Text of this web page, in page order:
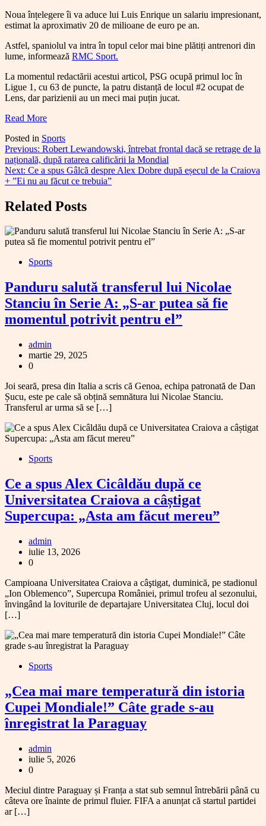
Noua înțelegere îi va aduce lui Luis Enrique un salariu impresionant,
estimat la aproximativ 20 de milioane de euro pe an.
Astfel, spaniolul va intra în topul celor mai bine plătiți antrenori din
lume, informează RMC Sport.
La momentul redactării acestui articol, PSG ocupă primul loc în
Ligue 1, cu 63 de puncte, la patru distanță de locul #2 ocupat de
Lens, dar parizienii au un meci mai puțin jucat.
Read More
Posted in Sports
Navigare
în
articole
Previous: Robert Lewandowski, întrebat frontal dacă se retrage de la
națională, după ratarea calificării la Mondial
Next: Ce a spus Gâlcă despre Alex Dobre după eșecul de la Craiova
+ ”Ei nu au făcut ce trebuia”
Related Posts
Sports
Panduru salută transferul lui Nicolae
Stanciu în Serie A: „S-ar putea să fie
momentul potrivit pentru el”
admin
martie 29, 2025
0
Joi seară, presa din Italia a scris că Genoa, echipa patronată de Dan
Șucu, este pe cale să obțină semnătura lui Nicolae Stanciu.
Transferul ar urma să se […]
Sports
Ce a spus Alex Cicâldău după ce
Universitatea Craiova a câștigat
Supercupa: „Asta am făcut mereu”
admin
iulie 13, 2026
0
Campioana Universitatea Craiova a câştigat, duminică, pe stadionul
„Ion Oblemenco”, Supercupa României, primul trofeu al sezonului,
învingând la loviturile de departajare Universitatea Cluj, locul doi
[…]
Sports
„Cea mai mare temperatură din istoria
Cupei Mondiale!” Câte grade s-au
înregistrat la Paraguay
admin
iulie 5, 2026
0
Meciul dintre Paraguay și Franța a stat sub semnul întrebării până cu
câteva ore înainte de primul fluier. FIFA a anunțat că startul partidei
ar […]